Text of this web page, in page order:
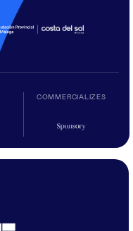
COMMERCIALIZES